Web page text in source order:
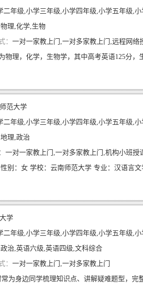
,小学三年级,小学四年级,小学五年级,小学六年级,初中一年级
理,化学,生物
： 一对一家教上门,一对多家教上门,远程网络
范大学
年级,小学三年级,小学四年级,小学五年级,小学六年
理,政治
一对一家教上门,一对多家教上门,机构小班授
学
小学三年级,小学四年级,小学五年级,小学六年级,初中一年级,初中
治,英语六级,英语四级,文科综合
： 一对一家教上门,一对多家教上门